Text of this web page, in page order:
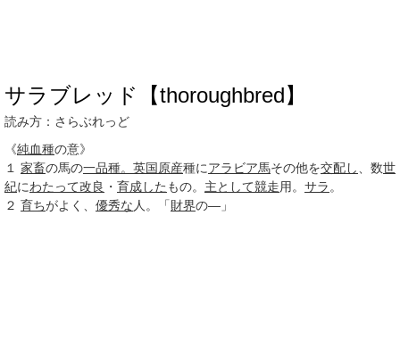
サラブレッド【thoroughbred】
読み方：さらぶれっど
《純血種の意》
１
家畜の馬の一品種。 英国 原産種にアラビア馬その他を交配し 、数世
紀にわたって改良 ・ 育成した もの。 主として競走用。 サラ 。
２ 育ちがよく、 優秀な 人。「財界の―」